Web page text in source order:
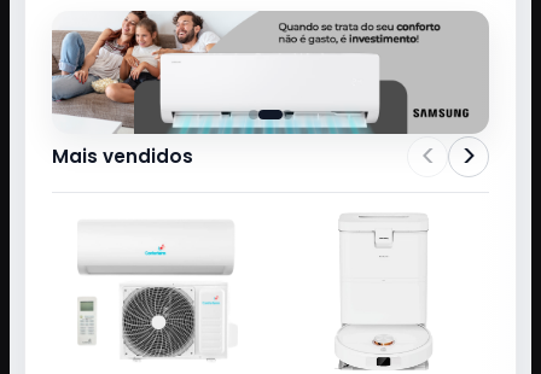
Mais vendidos < >